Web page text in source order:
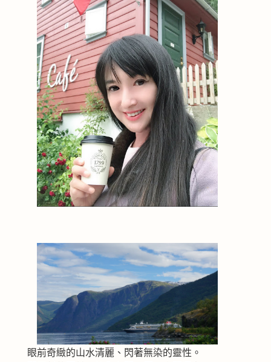
眼前奇緻的山水清麗、閃著無染的靈性。